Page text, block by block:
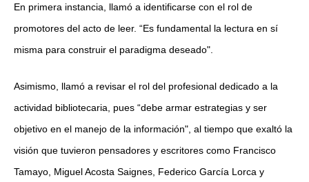
En primera instancia, llamó a identificarse con el rol de
promotores del acto de leer. “Es fundamental la lectura en sí
misma para construir el paradigma deseado".
Asimismo, llamó a revisar el rol del profesional dedicado a la
actividad bibliotecaria, pues “debe armar estrategias y ser
objetivo en el manejo de la información", al tiempo que exaltó la
visión que tuvieron pensadores y escritores como Francisco
Tamayo, Miguel Acosta Saignes, Federico García Lorca y